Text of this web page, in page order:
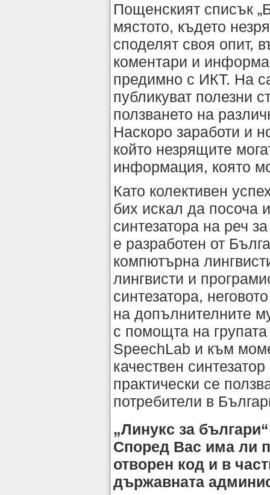
Пощенският списък
мястото, където
споделят своя опит,
коментари и
предимно с ИКТ. На
публикуват полезни
ползването на
Наскоро заработи и
който незрящите
информация, която
Като колективен
бих искал да посоча
синтезатора на реч
е разработен от
компютърна
лингвисти и
синтезатора,
на допълнителните
с помощта на
SpeechLab и към
качествен
практически се
потребители в
„Линукс за
Според Вас има ли
отворен код и в
държавната